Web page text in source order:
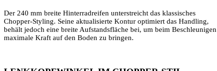
Der 240 mm breite Hinterradreifen unterstreicht das klassisches
Chopper-Styling. Seine aktualisierte Kontur optimiert das Handling,
behält jedoch eine breite Aufstandsfläche bei, um beim Beschleunigen
maximale Kraft auf den Boden zu bringen.